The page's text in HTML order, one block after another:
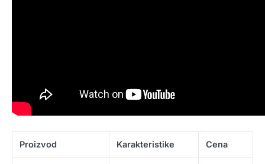
Proizvod Karakteristike Cena